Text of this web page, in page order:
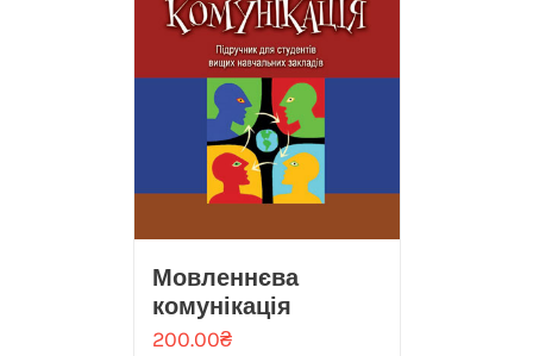
Мовленнєва
комунікація
200.00₴